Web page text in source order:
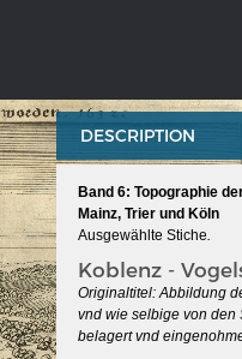
WEIMAR: THE
DESCRIPTION
Band 6: Topographie
Mainz, Trier und Köln
Ausgewählte Stiche.
Koblenz -
Originaltitel: Abbildung
vnd wie selbige von den
belagert vnd